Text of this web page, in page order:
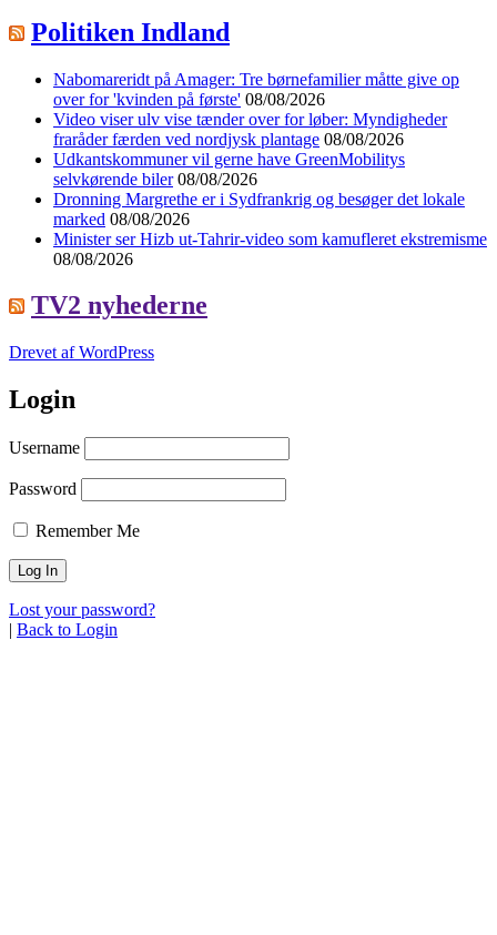
Politiken Indland
Nabomareridt på Amager: Tre børnefamilier måtte give op
over for 'kvinden på første' 08/08/2026
Video viser ulv vise tænder over for løber: Myndigheder
fraråder færden ved nordjysk plantage 08/08/2026
Udkantskommuner vil gerne have GreenMobilitys
selvkørende biler 08/08/2026
Dronning Margrethe er i Sydfrankrig og besøger det lokale
marked 08/08/2026
Minister ser Hizb ut-Tahrir-video som kamufleret ekstremisme
08/08/2026
TV2 nyhederne
Drevet af WordPress
Login
Username
Password
Remember Me
Lost your password?
| Back to Login